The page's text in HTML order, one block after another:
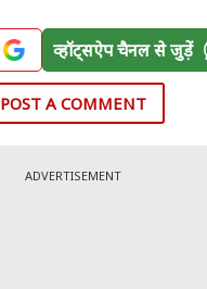
व्हॉट्सऐप चैनल से जुड़ें
POST A COMMENT
ADVERTISEMENT